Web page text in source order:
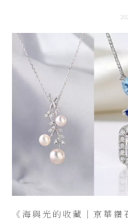
《海與光的收藏｜京華鑽